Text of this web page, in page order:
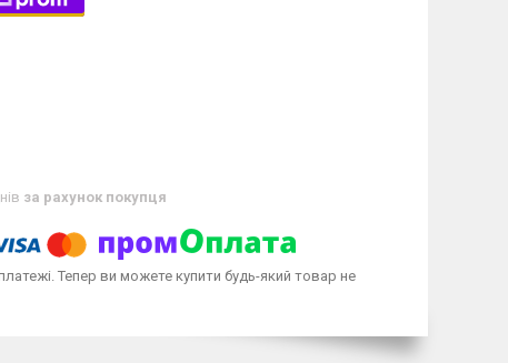
за рахунок покупця
Тепер ви можете купити будь-який товар не